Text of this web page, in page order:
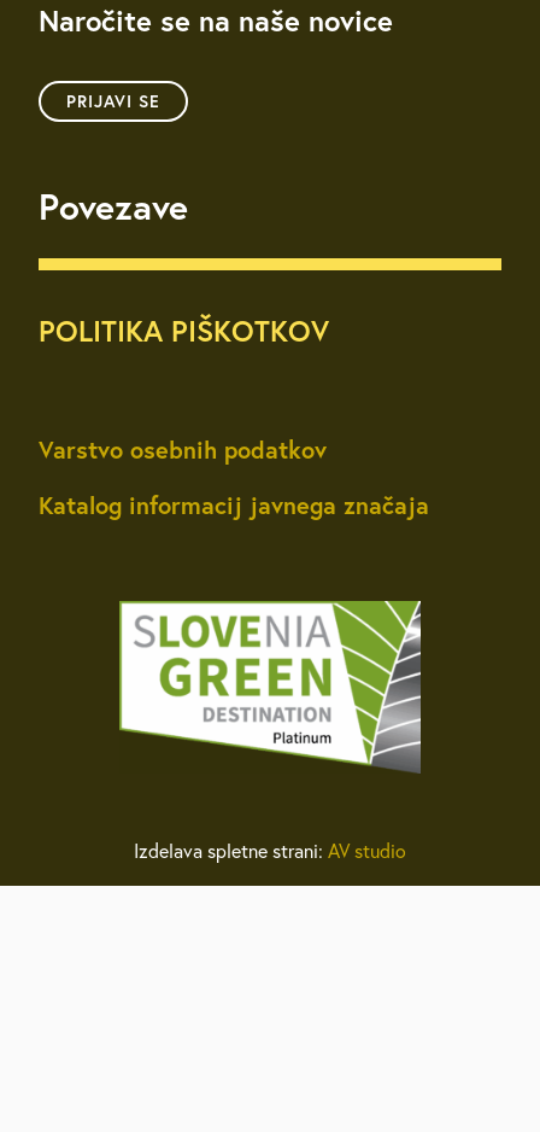
Naročite se na naše novice
PRIJAVI SE
Povezave
POLITIKA PIŠKOTKOV
Varstvo osebnih podatkov
Katalog informacij javnega značaja
Izdelava spletne strani: AV studio